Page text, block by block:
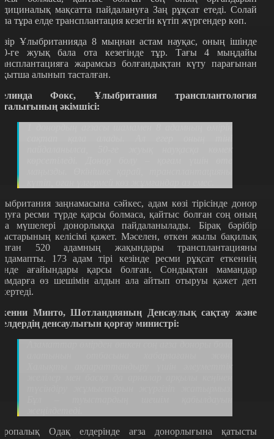
мақсатта пайдалануға Заң рұқсат етеді. Солай
тұра елде трансплантация кезегін күтіп жүргендер көп.
Ұлыбританияда 8 мыңнан астам науқас, оның ішінде
ге жуық бала ота кезегінде тұр. Тағы 4 мыңдайы
жарамсыз болғандықтан күту парағынан
алынып тасталған.
Фокс, Ұлыбритания трансплантология
әкімшісі:
заңнамасына сәйкес, адам көзі тірісінде донор
ресми түрде қарсы болмаса, қайтыс болған соң оның
мүшелері донорлыққа пайдаланылады. Бірақ бәрібір
келісімі қажет. Мәселен, өткен жылы бақилық
520 адамның жақындары трансплантацияны
173 адам тірі кезінде ресми рұқсат еткеннің
ағайындары қарсы болған. Сондықтан мамандар
өз шешімін алдын ала айтып отыруы қажет деп
Минто, Шотландияның Денсаулық сақтау және
денсаулығын қорғау министрі:
Одақ елдерінде ағза донорлығына қатысты